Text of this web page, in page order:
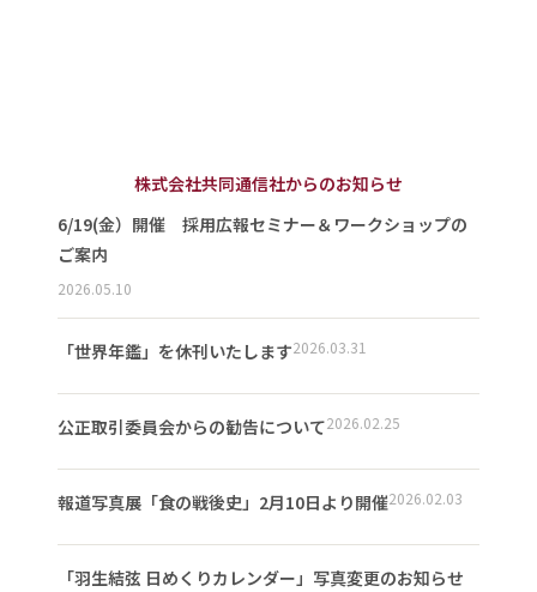
株式会社共同通信社からのお知らせ
6/19(金）開催 採用広報セミナー＆ワークショップの
ご案内
2026.05.10
「世界年鑑」を休刊いたします2026.03.31
公正取引委員会からの勧告について2026.02.25
報道写真展「食の戦後史」2月10日より開催2026.02.03
「羽生結弦 日めくりカレンダー」写真変更のお知らせ